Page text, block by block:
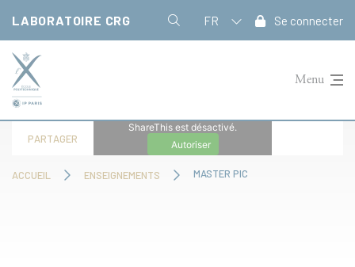
LABORATOIRE CRG FR Se connecter
Menu
ACCUEIL ENSEIGNEMENTS MASTER PIC
PARTAGER
ShareThis est désactivé.
Autoriser